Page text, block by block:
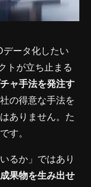
データ化したい
トが立ち止まる
ャ手法を発注す
の得意な手法を
ありません。た
す。
るか」ではあり
果物を生み出せ